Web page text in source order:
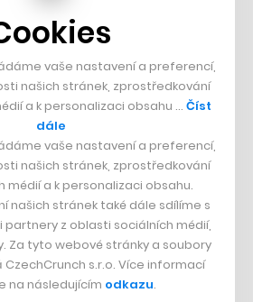
zvrtnul
na Šumavě
vaše nastavení a preferencí,
našich stránek, zprostředkování
a k personalizaci obsahu … Číst
dále
vaše nastavení a preferencí,
našich stránek, zprostředkování
médií a k personalizaci obsahu.
našich stránek také dále sdílíme s
partnery z oblasti sociálních médií,
Za tyto webové stránky a soubory
s.r.o. Více informací
na následujícím odkazu.